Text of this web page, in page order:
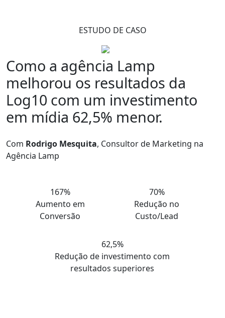
ESTUDO DE CASO
Como a agência Lamp
melhorou os resultados da
Log10 com um investimento
em mídia 62,5% menor.
Com Rodrigo Mesquita, Consultor de Marketing na
Agência Lamp
167%
Aumento em
Conversão
70%
Redução no
Custo/Lead
62,5%
Redução de investimento com
resultados superiores